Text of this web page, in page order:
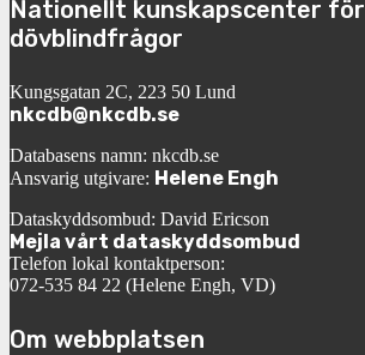
Nationellt kunskapscenter för
dövblindfrågor
Kungsgatan 2C, 223 50 Lund
nkcdb@nkcdb.se
Databasens namn: nkcdb.se
Ansvarig utgivare: Helene Engh
Dataskyddsombud: David Ericson
Mejla vårt dataskyddsombud
Telefon lokal kontaktperson:
072-535 84 22 (Helene Engh, VD)
Om webbplatsen